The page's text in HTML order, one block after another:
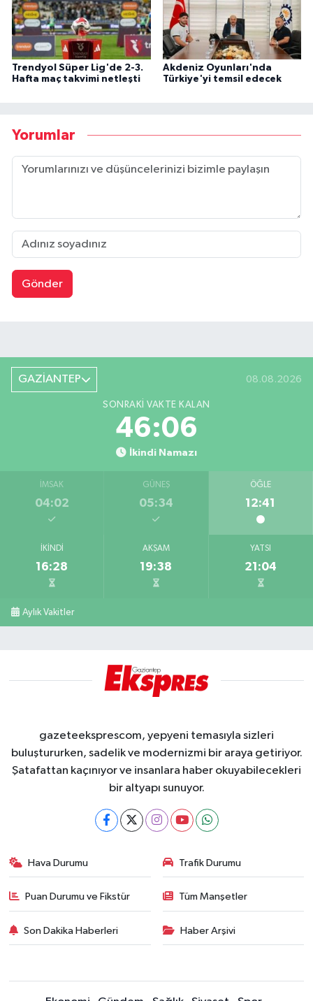
Trendyol Süper Lig'de 2-3.
Hafta maç takvimi netleşti
Akdeniz Oyunları'nda
Türkiye'yi temsil edecek
Yorumlar
Gönder
GAZİANTEP 08.08.2026
SONRAKI VAKTE KALAN
46:05
İkindi Namazı
İMSAK
04:02
GÜNEŞ
05:34
ÖĞLE
12:41
İKINDI
16:28
AKŞAM
19:38
YATSI
21:04
Aylık Vakitler
gazeteeksprescom, yepyeni temasıyla sizleri
buluştururken, sadelik ve modernizmi bir araya getiriyor.
Şatafattan kaçınıyor ve insanlara haber okuyabilecekleri
bir altyapı sunuyor.
Hava Durumu Trafik Durumu
Puan Durumu ve Fikstür Tüm Manşetler
Son Dakika Haberleri Haber Arşivi